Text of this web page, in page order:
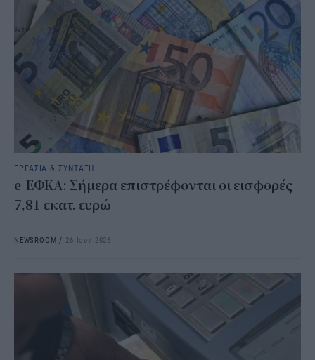
ΕΡΓΑΣΙΑ & ΣΥΝΤΑΞΗ
e-ΕΦΚΑ: Σήμερα επιστρέφονται οι εισφορές
7,81 εκατ. ευρώ
NEWSROOM / 26 Ιουν 2026